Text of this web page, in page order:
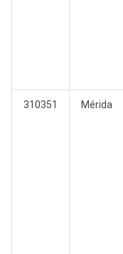
310351 Mérida